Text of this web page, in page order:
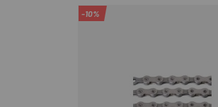
-10%